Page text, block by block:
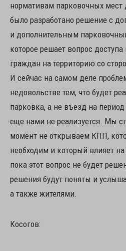
нормативам парковочных мест
было разработано решение с
и дополнительным
которое решает вопрос
граждан на территорию со
И сейчас на самом деле
недовольстве тем, что будет
парковка, а не въезд на
еще нами не реализуется. Мы
момент не открываем КПП,
необходим и который влияет на
пока этот вопрос не будет
решения будут поняты и
а также жителями.
Косогов: